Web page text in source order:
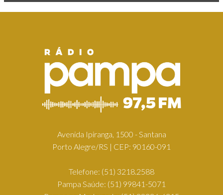
Avenida Ipiranga, 1500 - Santana
Porto Alegre/RS | CEP: 90160-091
Telefone: (51) 3218.2588
Pampa Saúde: (51) 99841-5071